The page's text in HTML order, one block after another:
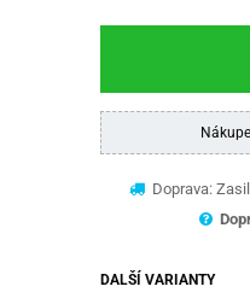
Doprava:
DALŠÍ VARIANTY